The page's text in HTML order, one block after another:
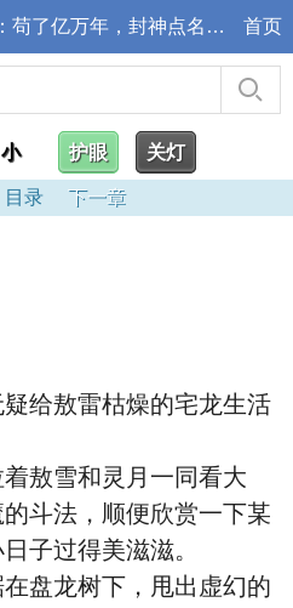
第7章 九天息壤_洪荒：苟了亿万年，封神点名清算 首页
小 护眼 关灯
目录 下一章
给敖雷枯燥的宅龙生活
敖雪和灵月一同看大
斗法，顺便欣赏一下某
子过得美滋滋。
盘龙树下，甩出虚幻的